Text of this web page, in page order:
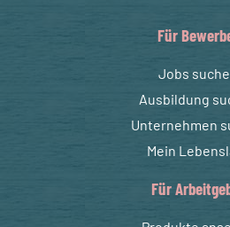
Für
Jobs
Ausbildung
Unternehmen
Mein
Für